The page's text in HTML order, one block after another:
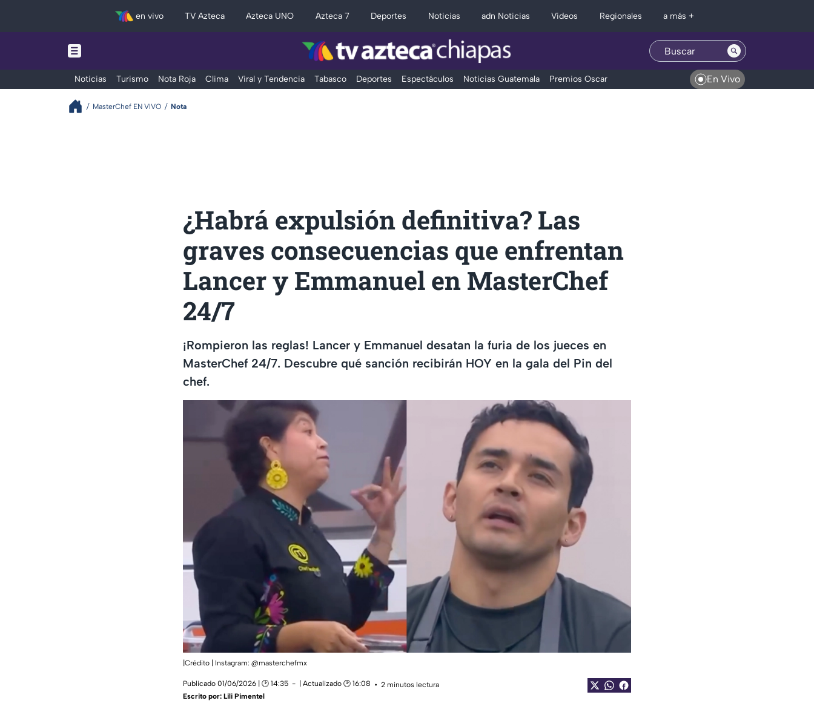
en vivo TV Azteca Azteca UNO Azteca 7 Deportes Noticias adn Noticias Videos Regionales a más +
Noticias Turismo Nota Roja Clima Viral y Tendencia Tabasco Deportes Espectáculos Noticias Guatemala Premios Oscar En Vivo
MasterChef EN VIVO Nota
¿Habrá expulsión definitiva? Las
graves consecuencias que enfrentan
Lancer y Emmanuel en MasterChef
24/7
¡Rompieron las reglas! Lancer y Emmanuel desatan la furia de los jueces en
MasterChef 24/7. Descubre qué sanción recibirán HOY en la gala del Pin del
chef.
|Crédito | Instagram: @masterchefmx
Publicado 01/06/2026 | 🕑 14:35 | Actualizado 🕑 16:08
2 minutos lectura
Escrito por: Lili Pimentel